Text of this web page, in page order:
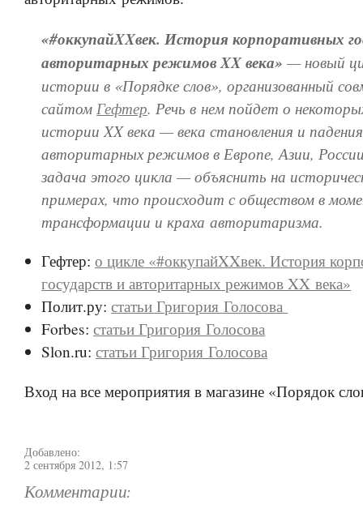
«#оккупайXXвек. История корпоративных
авторитарных режимов XX века» — новый
истории в «Порядке слов», организованный
сайтом Гефтер. Речь в нем пойдет о
истории XX века — века становления и падения
авторитарных режимов в Европе, Азии,
задача этого цикла — объяснить на
примерах, что происходит с обществом в
трансформации и краха авторитаризма.
Гефтер:о цикле «#оккупайXXвек. История
государств и авторитарных режимов XX века»
Полит.ру:статьи Григория Голосова
Forbes:статьи Григория Голосова
Slon.ru:статьи Григория Голосова
Вход на все мероприятия в магазине «Порядок
Добавлено:
2 сентября 2012, 1:57
Комментарии: